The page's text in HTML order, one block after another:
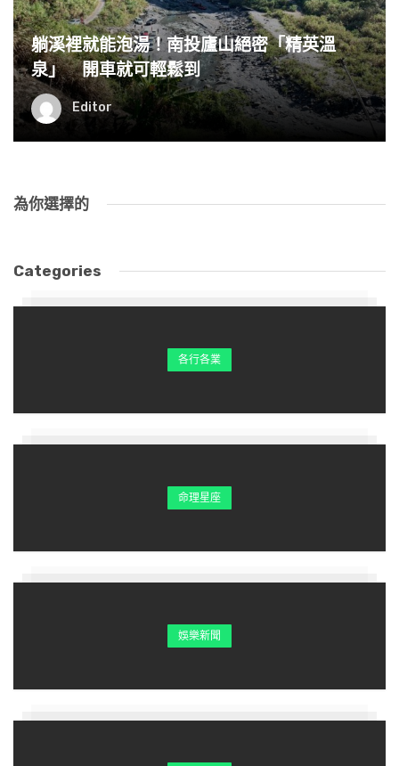
躺溪裡就能泡湯！南投廬山絕密「精英溫
泉」 開車就可輕鬆到
Editor
為你選擇的
Categories
各行各業
命理星座
娛樂新聞